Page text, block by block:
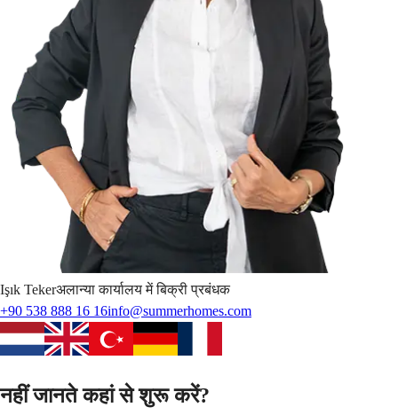
Işık Tekerअलान्या कार्यालय में बिक्री प्रबंधक
+90 538 888 16 16info@summerhomes.com
नहीं जानते कहां से शुरू करें?